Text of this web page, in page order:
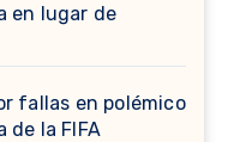
en lugar de
fallas en polémico
la FIFA